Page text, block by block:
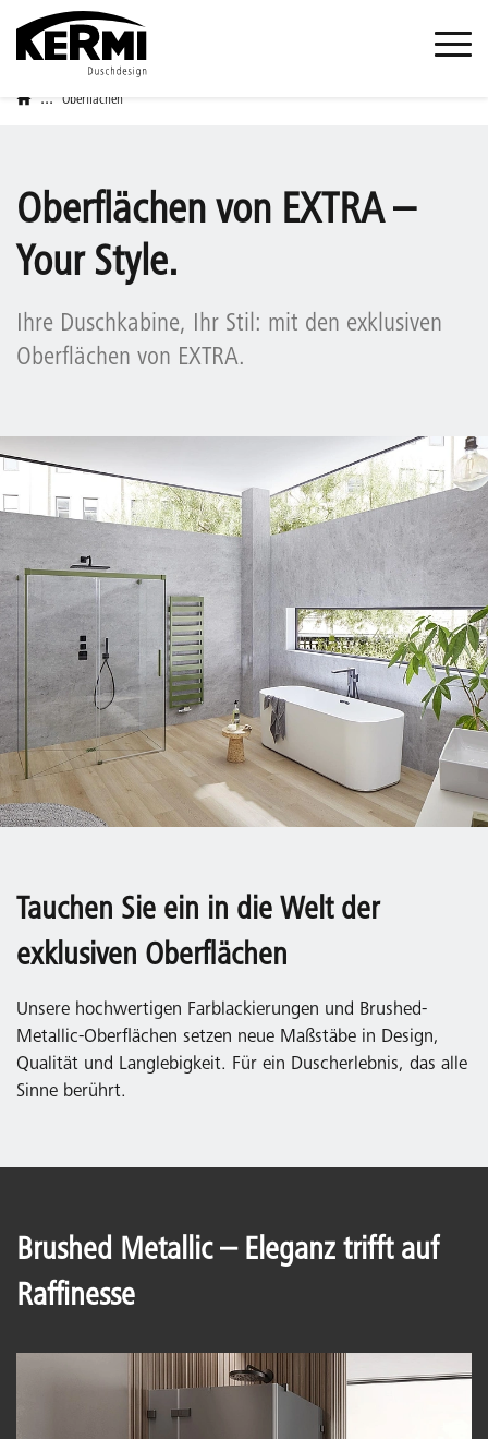
... Oberflächen
Oberflächen von EXTRA –
Your Style.
Ihre Duschkabine, Ihr Stil: mit den exklusiven
Oberflächen von EXTRA.
Tauchen Sie ein in die Welt der
exklusiven Oberflächen
Unsere hochwertigen Farblackierungen und Brushed-
Metallic-Oberflächen setzen neue Maßstäbe in Design,
Qualität und Langlebigkeit. Für ein Duscherlebnis, das alle
Sinne berührt.
Brushed Metallic – Eleganz trifft auf
Raffinesse